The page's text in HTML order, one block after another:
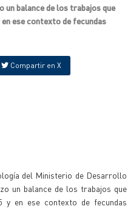
un balance de los trabajos que
ese contexto de fecundas
Compartir en X
del Ministerio de Desarrollo
un balance de los trabajos que
y en ese contexto de fecundas